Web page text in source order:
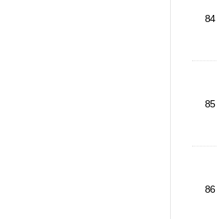
84
85
86